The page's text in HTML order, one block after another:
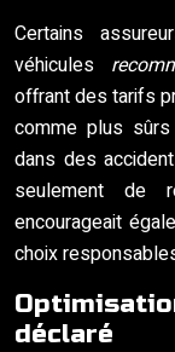
Certains
véhicules
offrant des tarifs
comme plus
dans des
seulement de
encourageait
choix
déclaré